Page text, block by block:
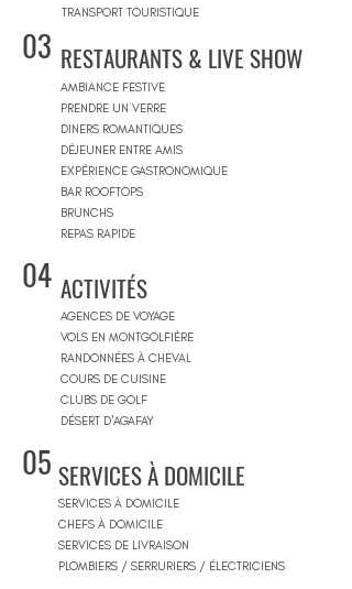
TRANSPORT TOURISTIQUE
03 RESTAURANTS & LIVE SHOW
AMBIANCE FESTIVE
PRENDRE UN VERRE
DINERS ROMANTIQUES
DÉJEUNER ENTRE AMIS
EXPÉRIENCE GASTRONOMIQUE
BAR ROOFTOPS
BRUNCHS
REPAS RAPIDE
04 ACTIVITÉS
AGENCES DE VOYAGE
VOLS EN MONTGOLFIÈRE
RANDONNÉES À CHEVAL
COURS DE CUISINE
CLUBS DE GOLF
DÉSERT D'AGAFAY
05 SERVICES À DOMICILE
SERVICES À DOMICILE
CHEFS À DOMICILE
SERVICES DE LIVRAISON
PLOMBIERS / SERRURIERS / ÉLECTRICIENS